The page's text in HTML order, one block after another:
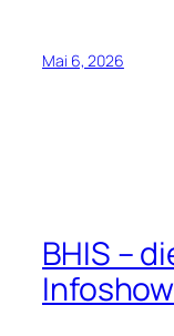
Mai 6, 2026
BHIS –
Infoshow